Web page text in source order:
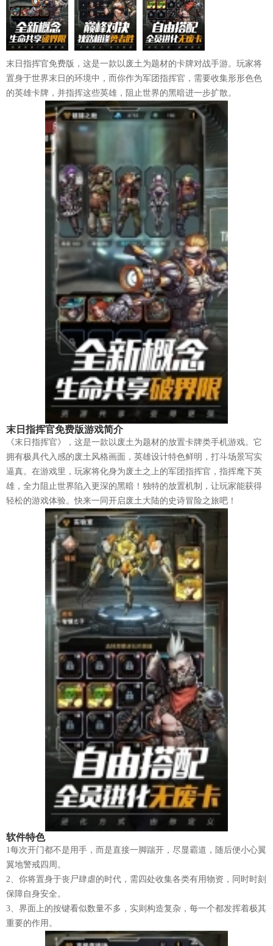
末日指挥官免费版，这是一款以废土为题材的卡牌对战手游。玩家将
置身于世界末日的环境中，而你作为军团指挥官，需要收集形形色色
的英雄卡牌，并指挥这些英雄，阻止世界的黑暗进一步扩散。
末日指挥官免费版游戏简介
《末日指挥官》，这是一款以废土为题材的放置卡牌类手机游戏。它
拥有极具代入感的废土风格画面，英雄设计特色鲜明，打斗场景写实
逼真。在游戏里，玩家将化身为废土之上的军团指挥官，指挥麾下英
雄，全力阻止世界陷入更深的黑暗！独特的放置机制，让玩家能获得
轻松的游戏体验。快来一同开启废土大陆的史诗冒险之旅吧！
软件特色
1每次开门都不是用手，而是直接一脚踹开，尽显霸道，随后便小心翼
翼地警戒四周。
2、你将置身于丧尸肆虐的时代，需四处收集各类有用物资，同时时刻
保障自身安全。
3、界面上的按键看似数量不多，实则构造复杂，每一个都发挥着极其
重要的作用。